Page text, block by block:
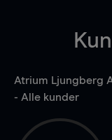
Atrium Ljungberg
- Alle kunder